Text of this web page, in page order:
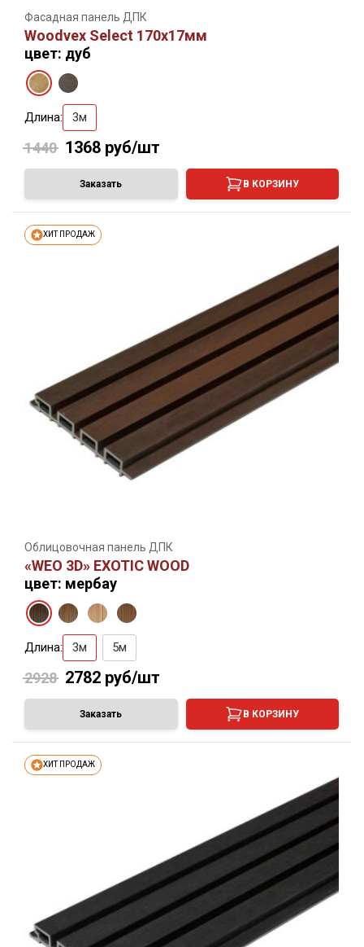
Фасадная панель ДПК
Woodvex Select 170х17мм
цвет: дуб
Длина: 3м
1440 1368 руб/шт
Заказать В КОРЗИНУ
ХИТ ПРОДАЖ
Облицовочная панель ДПК
«WEO 3D» EXOTIC WOOD
цвет: мербау
Длина: 3м 5м
2928 2782 руб/шт
Заказать В КОРЗИНУ
ХИТ ПРОДАЖ